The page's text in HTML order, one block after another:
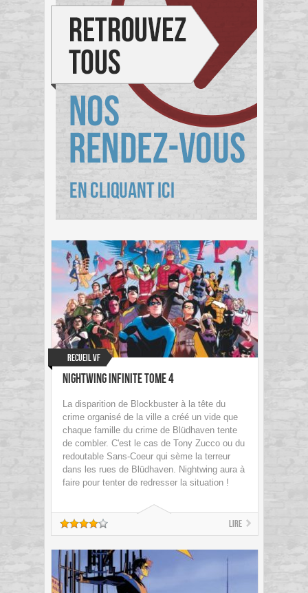
Recueil VF
Nightwing Infinite tome 4
La disparition de Blockbuster à la tête du
crime organisé de la ville a créé un vide que
chaque famille du crime de Blüdhaven tente
de combler. C'est le cas de Tony Zucco ou du
redoutable Sans-Coeur qui sème la terreur
dans les rues de Blüdhaven. Nightwing aura à
faire pour tenter de redresser la situation !
Lire